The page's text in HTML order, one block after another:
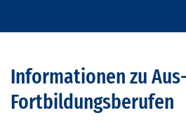
Informationen zu
Fortbildungsberufen